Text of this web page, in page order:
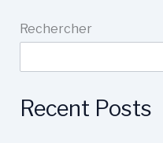
Rechercher
Recent Posts